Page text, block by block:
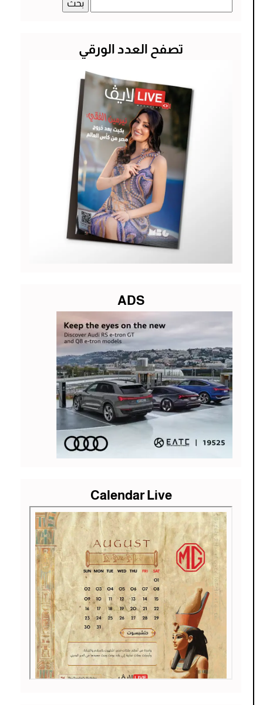
عن:
تصفح العدد الورقي
ADS
Calendar Live